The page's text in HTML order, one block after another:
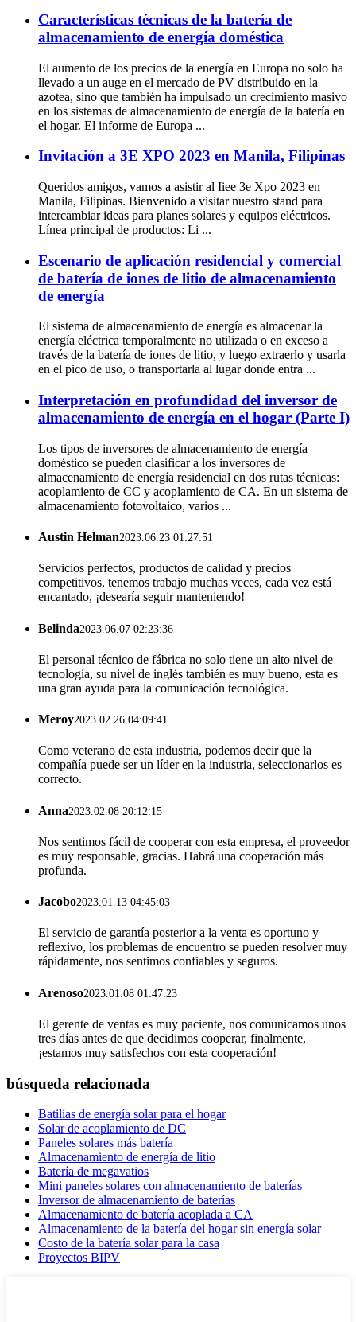
Características técnicas de la batería de
almacenamiento de energía doméstica
El aumento de los precios de la energía en Europa no solo ha
llevado a un auge en el mercado de PV distribuido en la
azotea, sino que también ha impulsado un crecimiento masivo
en los sistemas de almacenamiento de energía de la batería en
el hogar. El informe de Europa ...
Invitación a 3E XPO 2023 en Manila, Filipinas
Queridos amigos, vamos a asistir al Iiee 3e Xpo 2023 en
Manila, Filipinas. Bienvenido a visitar nuestro stand para
intercambiar ideas para planes solares y equipos eléctricos.
Línea principal de productos: Li ...
Escenario de aplicación residencial y comercial
de batería de iones de litio de almacenamiento
de energía
El sistema de almacenamiento de energía es almacenar la
energía eléctrica temporalmente no utilizada o en exceso a
través de la batería de iones de litio, y luego extraerlo y usarla
en el pico de uso, o transportarla al lugar donde entra ...
Interpretación en profundidad del inversor de
almacenamiento de energía en el hogar (Parte I)
Los tipos de inversores de almacenamiento de energía
doméstico se pueden clasificar a los inversores de
almacenamiento de energía residencial en dos rutas técnicas:
acoplamiento de CC y acoplamiento de CA. En un sistema de
almacenamiento fotovoltaico, varios ...
Austin Helman2023.06.23 01:27:51
Servicios perfectos, productos de calidad y precios
competitivos, tenemos trabajo muchas veces, cada vez está
encantado, ¡desearía seguir manteniendo!
Belinda2023.06.07 02:23:36
El personal técnico de fábrica no solo tiene un alto nivel de
tecnología, su nivel de inglés también es muy bueno, esta es
una gran ayuda para la comunicación tecnológica.
Meroy2023.02.26 04:09:41
Como veterano de esta industria, podemos decir que la
compañía puede ser un líder en la industria, seleccionarlos es
correcto.
Anna2023.02.08 20:12:15
Nos sentimos fácil de cooperar con esta empresa, el proveedor
es muy responsable, gracias. Habrá una cooperación más
profunda.
Jacobo2023.01.13 04:45:03
El servicio de garantía posterior a la venta es oportuno y
reflexivo, los problemas de encuentro se pueden resolver muy
rápidamente, nos sentimos confiables y seguros.
Arenoso2023.01.08 01:47:23
El gerente de ventas es muy paciente, nos comunicamos unos
tres días antes de que decidimos cooperar, finalmente,
¡estamos muy satisfechos con esta cooperación!
búsqueda relacionada
Batilías de energía solar para el hogar
Solar de acoplamiento de DC
Paneles solares más batería
Almacenamiento de energía de litio
Batería de megavatios
Mini paneles solares con almacenamiento de baterías
Inversor de almacenamiento de baterías
Almacenamiento de batería acoplada a CA
Almacenamiento de la batería del hogar sin energía solar
Costo de la batería solar para la casa
Proyectos BIPV